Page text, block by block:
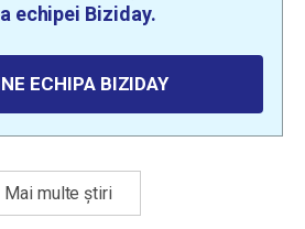
echipei Biziday.
ECHIPA BIZIDAY
Mai multe știri